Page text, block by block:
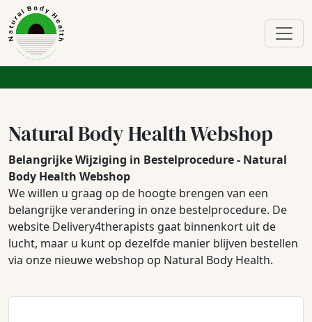
Natural Body Health Webshop
Belangrijke Wijziging in Bestelprocedure - Natural
Body Health Webshop
We willen u graag op de hoogte brengen van een
belangrijke verandering in onze bestelprocedure. De
website Delivery4therapists gaat binnenkort uit de
lucht, maar u kunt op dezelfde manier blijven bestellen
via onze nieuwe webshop op Natural Body Health.